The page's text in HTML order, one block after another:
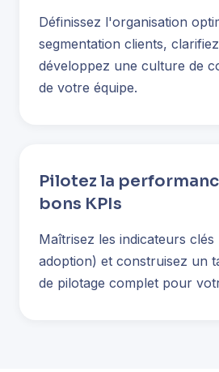
Définissez l'organisation
segmentation clients,
développez une culture de
de votre équipe.
Pilotez la
bons KPIs
Maîtrisez les indicateurs
adoption) et construisez un
de pilotage complet pour